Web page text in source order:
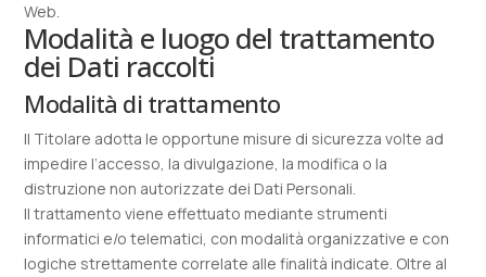
Web.
Modalità e luogo del trattamento
dei Dati raccolti
Modalità di trattamento
Il Titolare adotta le opportune misure di sicurezza volte ad
impedire l’accesso, la divulgazione, la modifica o la
distruzione non autorizzate dei Dati Personali.
Il trattamento viene effettuato mediante strumenti
informatici e/o telematici, con modalità organizzative e con
logiche strettamente correlate alle finalità indicate. Oltre al